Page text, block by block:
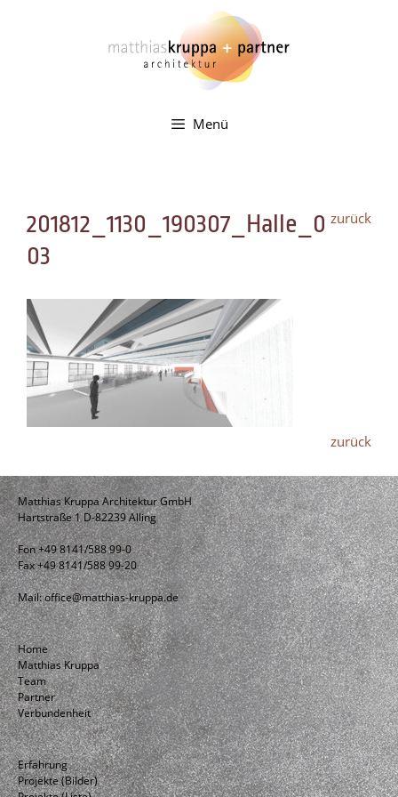
Menü
zurück
201812_1130_190307_Halle_0
03
zurück
Matthias Kruppa Architektur GmbH
Hartstraße 1 D-82239 Alling
Fon +49 8141/588 99-0
Fax +49 8141/588 99-20
Mail:office@matthias-kruppa.de
Home
Matthias Kruppa
Team
Partner
Verbundenheit
Erfahrung
Projekte (Bilder)